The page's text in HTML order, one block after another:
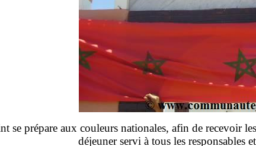
se prépare aux couleurs nationales, afin de recevoir
déjeuner servi à tous les responsables